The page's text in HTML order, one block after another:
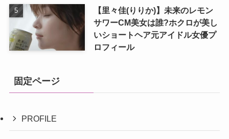
【里々佳(りりか)】未来のレモン
サワーCM美女は誰?ホクロが美し
いショートヘア元アイドル女優プ
ロフィール
固定ページ
PROFILE